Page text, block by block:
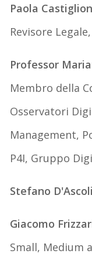
Paola
Revisore
Professor
Membro della
Osservatori
Management,
P4I, Gruppo
Stefano D'Ascoli
Giacomo
Small, Medium